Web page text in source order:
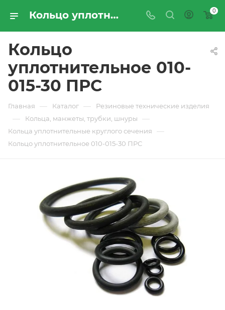
Кольцо уплотнительное 010-015-30 ПРС - купить по цене производителя с доставкой по Москве и России | ПРОМРЕСУРССЕРВИС 0
Кольцо
уплотнительное 010-
015-30 ПРС
Главная — Каталог — Резиновые технические изделия
— Кольца, манжеты, трубки, шнуры —
Кольца уплотнительные круглого сечения —
Кольцо уплотнительное 010-015-30 ПРС